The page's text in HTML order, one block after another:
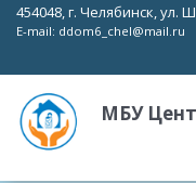
454048, г. Челябинск, ул.
E-mail: ddom6_chel@mail.ru
МБУ